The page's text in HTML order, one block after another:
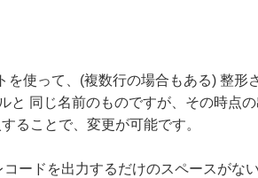
使って、(複数行の場合もある) 整形
と 同じ名前のものですが、その時点
ることで、変更が可能です。
ードを出力するだけのスペースがな